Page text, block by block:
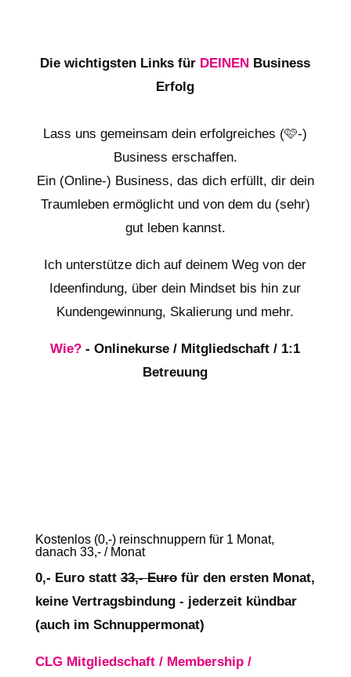
Die wichtigsten Links für DEINEN Business
Erfolg
Lass uns gemeinsam dein erfolgreiches (🩷-)
Business erschaffen.
Ein (Online-) Business, das dich erfüllt, dir dein
Traumleben ermöglicht und von dem du (sehr)
gut leben kannst.
Ich unterstütze dich auf deinem Weg von der
Ideenfindung, über dein Mindset bis hin zur
Kundengewinnung, Skalierung und mehr.
Wie? - Onlinekurse / Mitgliedschaft / 1:1
Betreuung
Kostenlos (0,-) reinschnuppern für 1 Monat,
danach 33,- / Monat
0,- Euro statt33,- Eurofür den ersten Monat,
keine Vertragsbindung - jederzeit kündbar
(auch im Schnuppermonat)
CLG Mitgliedschaft / Membership /